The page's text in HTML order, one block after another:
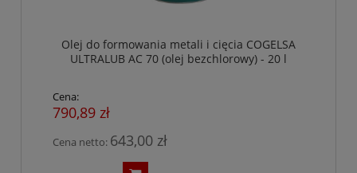
Olej do formowania metali i cięcia COGELSA
ULTRALUB AC 70 (olej bezchlorowy) - 20 l
Cena:
790,89 zł
Cena netto: 643,00 zł